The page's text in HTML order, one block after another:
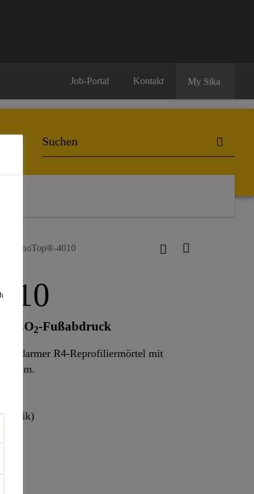
Job-Portal Kontakt My Sika
MonoTop®-4010
CO2-Fußabdruck
R4-Reprofiliermörtel mit
mm.